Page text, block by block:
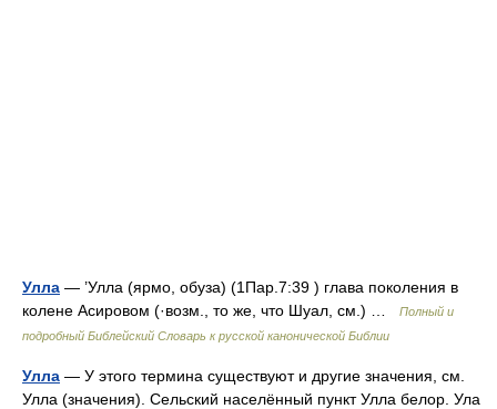
Улла — ’Улла (ярмо, обуза) (1Пар.7:39 ) глава поколения в
колене Асировом (·возм., то же, что Шуал, см.) …
Полный и
подробный Библейский Словарь к русской канонической Библии
Улла — У этого термина существуют и другие значения, см.
Улла (значения). Сельский населённый пункт Улла белор. Ула